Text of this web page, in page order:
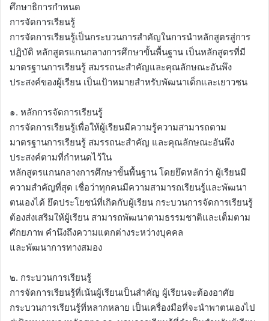
ศึกษาธิการกำหนด
การจัดการเรียนรู้
การจัดการเรียนรู้เป็นกระบวนการสำคัญในการนำหลักสูตรสู่การ
ปฏิบัติ หลักสูตรแกนกลางการศึกษาขั้นพื้นฐาน เป็นหลักสูตรที่มี
มาตรฐานการเรียนรู้ สมรรถนะสำคัญและคุณลักษณะอันพึง
ประสงค์ของผู้เรียน เป็นเป้าหมายสำหรับพัฒนาเด็กและเยาวชน
๑. หลักการจัดการเรียนรู้
การจัดการเรียนรู้เพื่อให้ผู้เรียนมีความรู้ความสามารถตาม
มาตรฐานการเรียนรู้ สมรรถนะสำคัญ และคุณลักษณะอันพึง
ประสงค์ตามที่กำหนดไว้ใน
หลักสูตรแกนกลางการศึกษาขั้นพื้นฐาน โดยยึดหลักว่า ผู้เรียนมี
ความสำคัญที่สุด เชื่อว่าทุกคนมีความสามารถเรียนรู้และพัฒนา
ตนเองได้ ยึดประโยชน์ที่เกิดกับผู้เรียน กระบวนการจัดการเรียนรู้
ต้องส่งเสริมให้ผู้เรียน สามารถพัฒนาตามธรรมชาติและเต็มตาม
ศักยภาพ คำนึงถึงความแตกต่างระหว่างบุคคล
และพัฒนาการทางสมอง
๒. กระบวนการเรียนรู้
การจัดการเรียนรู้ที่เน้นผู้เรียนเป็นสำคัญ ผู้เรียนจะต้องอาศัย
กระบวนการเรียนรู้ที่หลากหลาย เป็นเครื่องมือที่จะนำพาตนเองไป